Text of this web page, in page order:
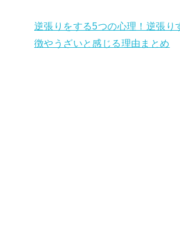
逆張りをする5つの心理！逆張り
徴やうざいと感じる理由まとめ